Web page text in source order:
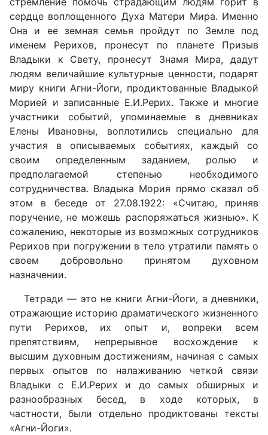
сердце воплощенного Духа Матери Мира. Именно
Она и ее земная семья пройдут по Земле под
именем Рерихов, пронесут по планете Призыв
Владыки к Свету, пронесут Знамя Мира, дадут
людям величайшие культурные ценности, подарят
миру книги Агни-Йоги, продиктованные Владыкой
Морией и записанные Е.И.Рерих. Также и многие
участники событий, упоминаемые в дневниках
Елены Ивановны, воплотились специально для
участия в описываемых событиях, каждый со
своим определенным заданием, ролью и
предполагаемой степенью необходимого
сотрудничества. Владыка Мория прямо сказал об
этом в беседе от 27.08.1922: «Считаю, приняв
поручение, не можешь распоряжаться жизнью». К
сожалению, некоторые из возможных сотрудников
Рерихов при погружении в тело утратили память о
своем добровольно принятом духовном
назначении.
Тетради — это не книги Агни-Йоги, а дневники,
отражающие историю драматического жизненного
пути Рерихов, их опыт и, вопреки всем
препятствиям, непрерывное восхождение к
высшим духовным достижениям, начиная с самых
первых опытов по налаживанию четкой связи
Владыки с Е.И.Рерих и до самых обширных и
разнообразных бесед, в ходе которых, в
частности, были отдельно продиктованы тексты
«Агни-Йоги».